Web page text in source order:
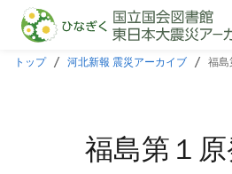
本文に飛ぶ
トップ 河北新報 震災アーカイブ
福島
福島第１